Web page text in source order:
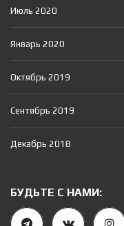
Июль 2020
Январь 2020
Октябрь 2019
Сентябрь 2019
Декабрь 2018
БУДЬТЕ С НАМИ: